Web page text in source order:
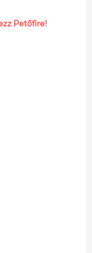
Petőfire!